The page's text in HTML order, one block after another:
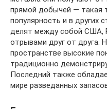
прямой добычей — такая
популярность и в других
делят между собой США,
отрывами друг от друга.
пространстве высокие
традиционно
Последний также
мире разведанных